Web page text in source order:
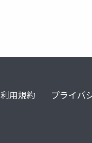
利用規約 プライバ